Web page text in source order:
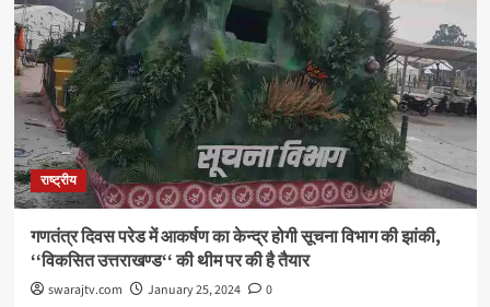
राष्ट्रीय
गणतंत्र दिवस परेड में आकर्षण का केन्द्र होगी सूचना विभाग की झांकी,
‘‘विकसित उत्तराखण्ड‘‘ की थीम पर की है तैयार
swarajtv.com January 25, 2024 0